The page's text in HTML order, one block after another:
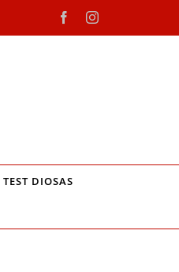
FacebookInstagram
TEST DIOSAS